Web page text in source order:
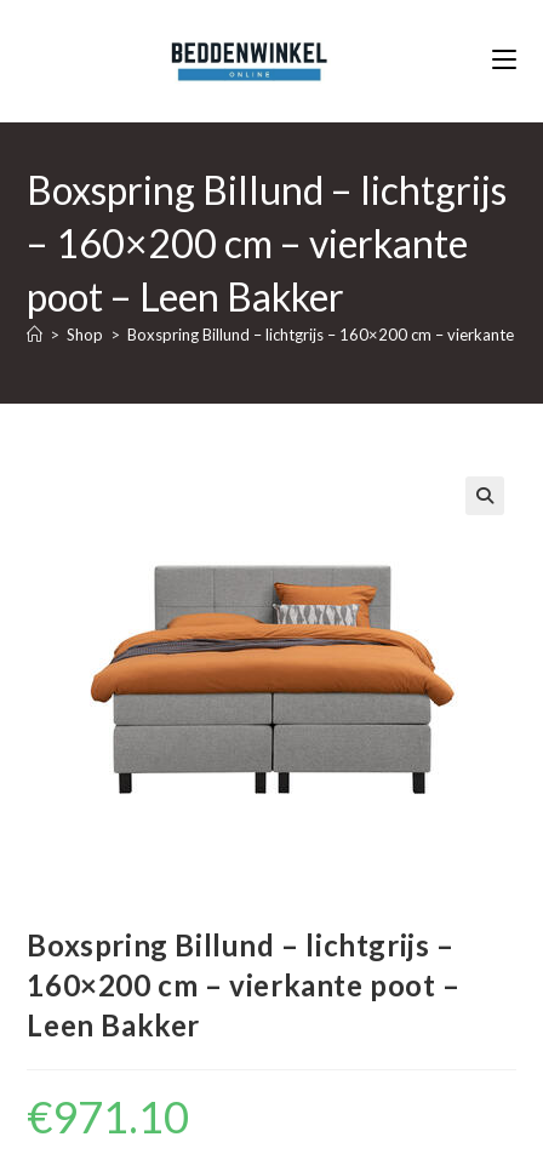
Boxspring Billund – lichtgrijs
– 160×200 cm – vierkante
poot – Leen Bakker
> Shop > Boxspring Billund – lichtgrijs – 160×200 cm – vierkante
Boxspring Billund – lichtgrijs –
160×200 cm – vierkante poot –
Leen Bakker
€971.10